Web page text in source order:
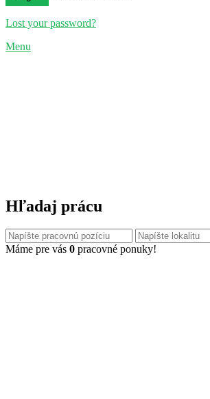
Lost your password?
Menu
Hľadaj prácu
Máme pre vás 0 pracovné ponuky!